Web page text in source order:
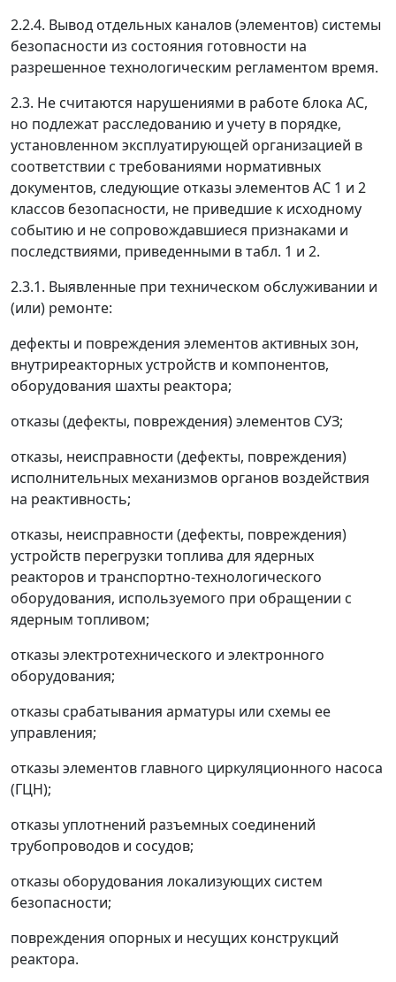
2.2.4. Вывод отдельных каналов (элементов) системы
безопасности из состояния готовности на
разрешенное технологическим регламентом время.
2.3. Не считаются нарушениями в работе блока АС,
но подлежат расследованию и учету в порядке,
установленном эксплуатирующей организацией в
соответствии с требованиями нормативных
документов, следующие отказы элементов АС 1 и 2
классов безопасности, не приведшие к исходному
событию и не сопровождавшиеся признаками и
последствиями, приведенными в табл. 1 и 2.
2.3.1. Выявленные при техническом обслуживании и
(или) ремонте:
дефекты и повреждения элементов активных зон,
внутриреакторных устройств и компонентов,
оборудования шахты реактора;
отказы (дефекты, повреждения) элементов СУЗ;
отказы, неисправности (дефекты, повреждения)
исполнительных механизмов органов воздействия
на реактивность;
отказы, неисправности (дефекты, повреждения)
устройств перегрузки топлива для ядерных
реакторов и транспортно-технологического
оборудования, используемого при обращении с
ядерным топливом;
отказы электротехнического и электронного
оборудования;
отказы срабатывания арматуры или схемы ее
управления;
отказы элементов главного циркуляционного насоса
(ГЦН);
отказы уплотнений разъемных соединений
трубопроводов и сосудов;
отказы оборудования локализующих систем
безопасности;
повреждения опорных и несущих конструкций
реактора.